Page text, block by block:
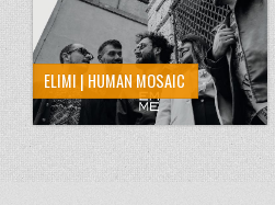
ELIMI | HUMAN MOSAIC